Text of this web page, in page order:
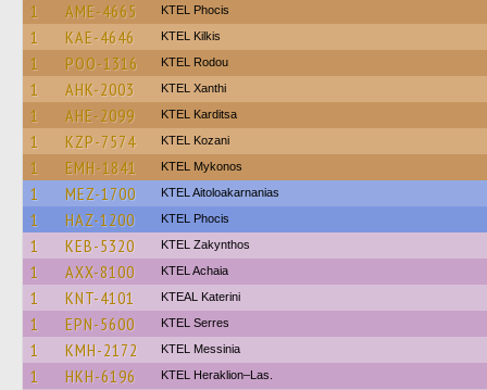
1 AME-4665 ΚΤΕL Phocis
1 KAE-4646 KTEL Kilkis
1 POO-1316 ΚΤΕL Rodou
1 AHK-2003 KTEL Xanthi
1 AHE-2099 ΚΤΕL Karditsa
1 KZP-7574 ΚΤΕL Kozani
1 EMH-1841 KTEL Mykonos
1 MEZ-1700 KTEL Aitoloakarnanias
1 HAZ-1200 ΚΤΕL Phocis
1 KEB-5320 KTEL Zakynthos
1 AXX-8100 KTEL Achaia
1 KNT-4101 KTEAL Katerini
1 EPN-5600 KTEL Serres
1 KMH-2172 KTEL Messinia
1 HKH-6196 KTEL Heraklion–Las.